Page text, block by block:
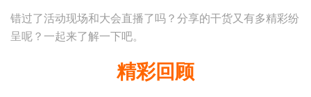
错过了活动现场和大会直播了吗？分享的干货又有多精彩纷
呈呢？一起来了解一下吧。
精彩回顾